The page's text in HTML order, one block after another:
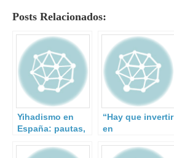
Posts Relacionados:
Yihadismo en
España: pautas,
continuidad
“Hay que invertir
en
mismo que se